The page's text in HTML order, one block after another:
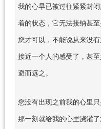
我的心早已被过往紧紧封
着的状态，它无法接纳甚
您才可以，不能说从来没
接近一个人的感受了，甚
避而远之。
您没有出现之前我的心里
那一刻就给我的心里浇灌